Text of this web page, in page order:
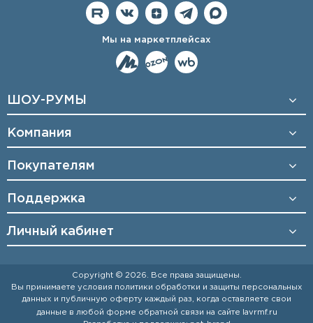
Мы на маркетплейсах
ШОУ-РУМЫ
Компания
Покупателям
Поддержка
Личный кабинет
Copyright © 2026. Все права защищены.
Вы принимаете условия политики обработки и защиты персональных
данных и публичную оферту каждый раз, когда оставляете свои
данные в любой форме обратной связи на сайте
lavrmf.ru